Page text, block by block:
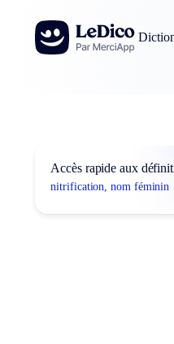
Aller au contenu
Accès rapide aux
nitrification, nom féminin